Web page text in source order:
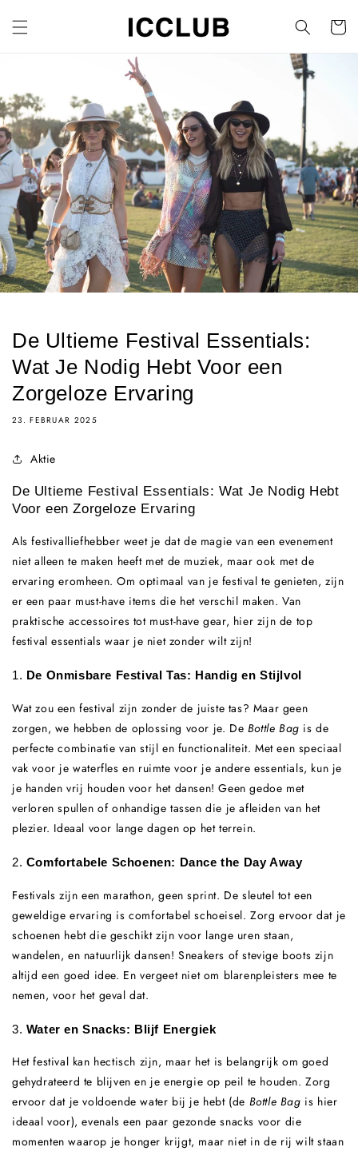
zum
Inhalt
De Ultieme Festival Essentials:
Wat Je Nodig Hebt Voor een
Zorgeloze Ervaring
23. FEBRUAR 2025
Aktie
De Ultieme Festival Essentials: Wat Je Nodig Hebt
Voor een Zorgeloze Ervaring
Als festivalliefhebber weet je dat de magie van een evenement
niet alleen te maken heeft met de muziek, maar ook met de
ervaring eromheen. Om optimaal van je festival te genieten, zijn
er een paar must-have items die het verschil maken. Van
praktische accessoires tot must-have gear, hier zijn de top
festival essentials waar je niet zonder wilt zijn!
1. De Onmisbare Festival Tas: Handig en Stijlvol
Wat zou een festival zijn zonder de juiste tas? Maar geen
zorgen, we hebben de oplossing voor je. De Bottle Bag is de
perfecte combinatie van stijl en functionaliteit. Met een speciaal
vak voor je waterfles en ruimte voor je andere essentials, kun je
je handen vrij houden voor het dansen! Geen gedoe met
verloren spullen of onhandige tassen die je afleiden van het
plezier. Ideaal voor lange dagen op het terrein.
2. Comfortabele Schoenen: Dance the Day Away
Festivals zijn een marathon, geen sprint. De sleutel tot een
geweldige ervaring is comfortabel schoeisel. Zorg ervoor dat je
schoenen hebt die geschikt zijn voor lange uren staan,
wandelen, en natuurlijk dansen! Sneakers of stevige boots zijn
altijd een goed idee. En vergeet niet om blarenpleisters mee te
nemen, voor het geval dat.
3. Water en Snacks: Blijf Energiek
Het festival kan hectisch zijn, maar het is belangrijk om goed
gehydrateerd te blijven en je energie op peil te houden. Zorg
ervoor dat je voldoende water bij je hebt (de Bottle Bag is hier
ideaal voor), evenals een paar gezonde snacks voor die
momenten waarop je honger krijgt, maar niet in de rij wilt staan